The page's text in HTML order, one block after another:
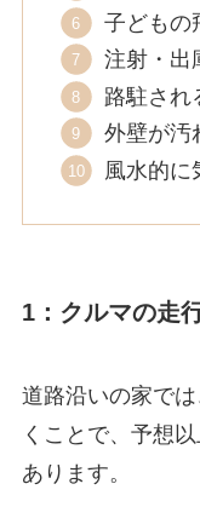
子どもの
注射・出
路駐され
外壁が汚
風水的に
1：クルマの走
道路沿いの家で
くことで、予想
あります。